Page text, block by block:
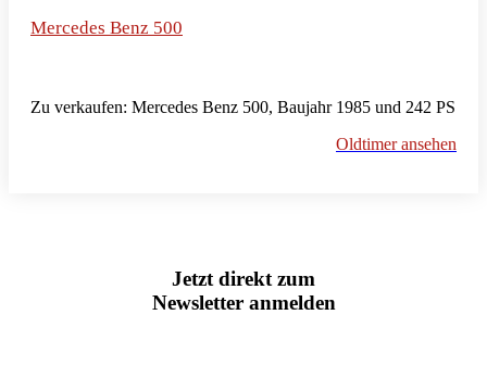
Mercedes Benz 500
Zu verkaufen: Mercedes Benz 500, Baujahr 1985 und 242 PS
Oldtimer ansehen
Jetzt direkt zum
Newsletter anmelden